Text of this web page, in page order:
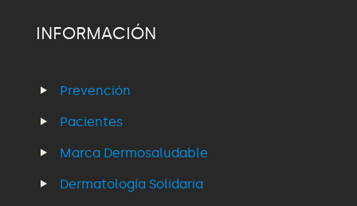
INFORMACIÓN
Prevención
Pacientes
Marca Dermosaludable
Dermatología Solidaria